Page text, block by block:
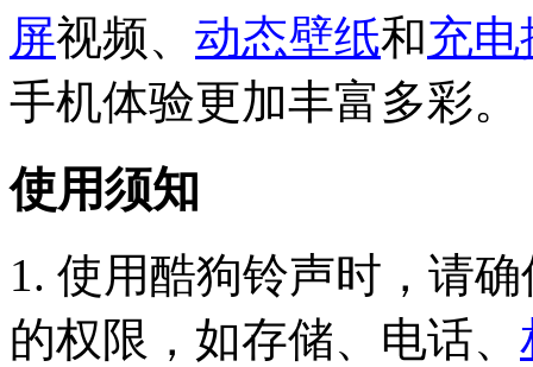
屏视频、 动态壁纸和充电
手机体验更加丰富多彩。
使用须知
1. 使用酷狗铃声时，请
的权限，如存储、电话、